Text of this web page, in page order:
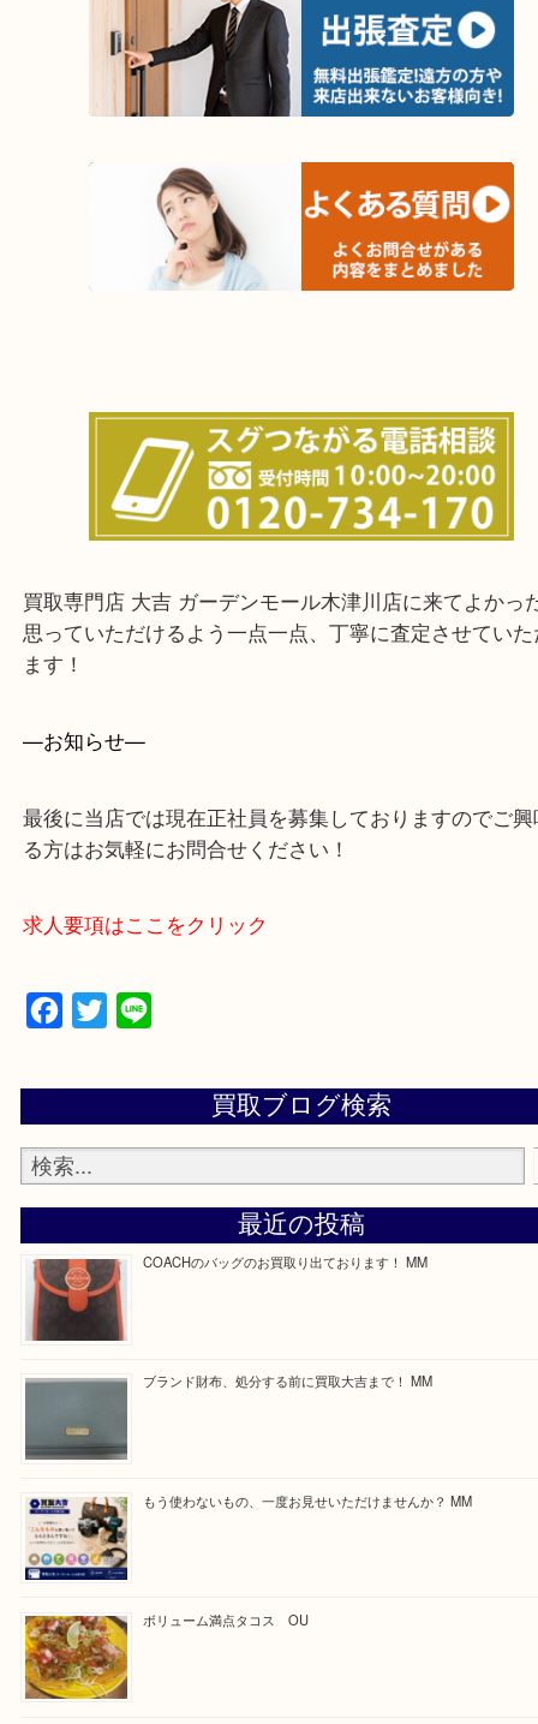
・出張買取エリア
木津川市・精華町・京田辺市・井手町
和束町・笠置町・高の原・西大寺・南山城村
城陽市・奈良市・生駒市・大和郡山市
買取専門店 大吉 ガーデンモール木津川店に来てよ
思っていただけるよう一点一点、丁寧に査定させて
ます！
最後に当店では現在正社員を募集しておりますので
る方はお気軽にお問合せください！
求人要項はここをクリック
Facebook
Twitter
Line
買取ブログ検索